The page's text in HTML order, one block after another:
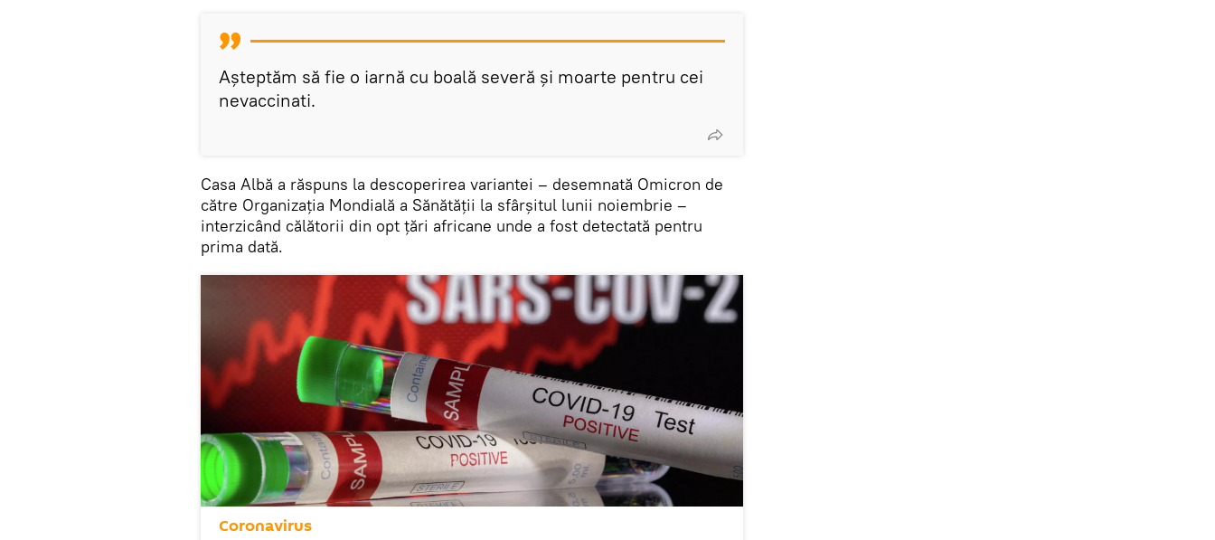
Așteptăm să fie o iarnă cu boală severă și moarte pentru cei
nevaccinati.
Casa Albă a răspuns la descoperirea variantei – desemnată Omicron de
către Organizația Mondială a Sănătății la sfârșitul lunii noiembrie –
interzicând călătorii din opt țări africane unde a fost detectată pentru
prima dată.
Coronavirus